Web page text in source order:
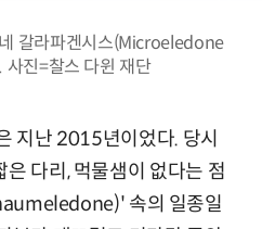
갈라파겐시스(Microeledone
진=찰스 다윈 재단
지난 2015년이었다. 당시
다리, 먹물샘이 없다는 점
속의 일종일